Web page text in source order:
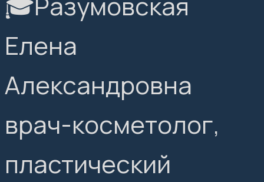
Елена
Александровна
врач-косметолог,
пластический